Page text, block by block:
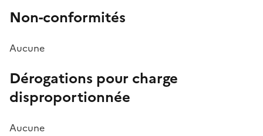
Non-conformités
Aucune
Dérogations pour charge
disproportionnée
Aucune